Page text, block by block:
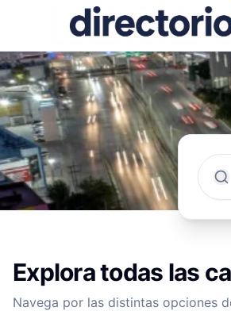
Explora todas las
Navega por las distintas opciones